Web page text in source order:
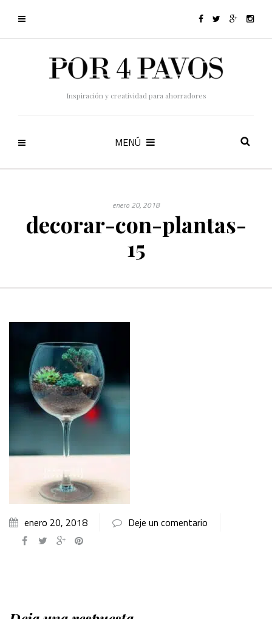
Inspiración y creatividad para ahorradores
MENÚ
enero 20, 2018
decorar-con-plantas-
15
enero 20, 2018 Deje un comentario